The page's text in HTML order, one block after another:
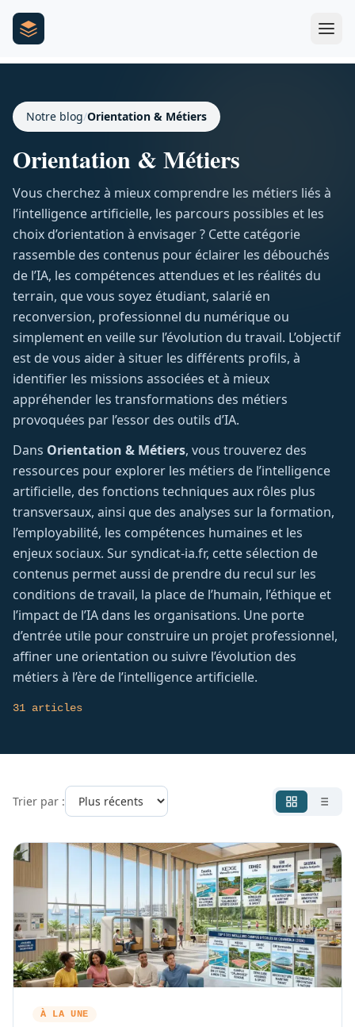
Notre blog/Orientation & Métiers
Orientation & Métiers
Vous cherchez à mieux comprendre les métiers liés à
l’intelligence artificielle, les parcours possibles et les
choix d’orientation à envisager ? Cette catégorie
rassemble des contenus pour éclairer les débouchés
de l’IA, les compétences attendues et les réalités du
terrain, que vous soyez étudiant, salarié en
reconversion, professionnel du numérique ou
simplement en veille sur l’évolution du travail. L’objectif
est de vous aider à situer les différents profils, à
identifier les missions associées et à mieux
appréhender les transformations des métiers
provoquées par l’essor des outils d’IA.
Dans Orientation & Métiers, vous trouverez des
ressources pour explorer les métiers de l’intelligence
artificielle, des fonctions techniques aux rôles plus
transversaux, ainsi que des analyses sur la formation,
l’employabilité, les compétences humaines et les
enjeux sociaux. Sur syndicat-ia.fr, cette sélection de
contenus permet aussi de prendre du recul sur les
conditions de travail, la place de l’humain, l’éthique et
l’impact de l’IA dans les organisations. Une porte
d’entrée utile pour construire un projet professionnel,
affiner une orientation ou suivre l’évolution des
métiers à l’ère de l’intelligence artificielle.
31 articles
Trier par :
À LA UNE